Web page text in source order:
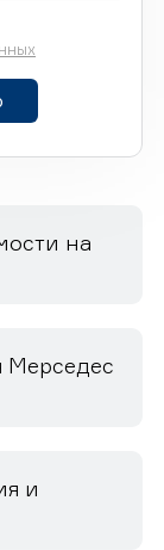
на
Мерседес
и